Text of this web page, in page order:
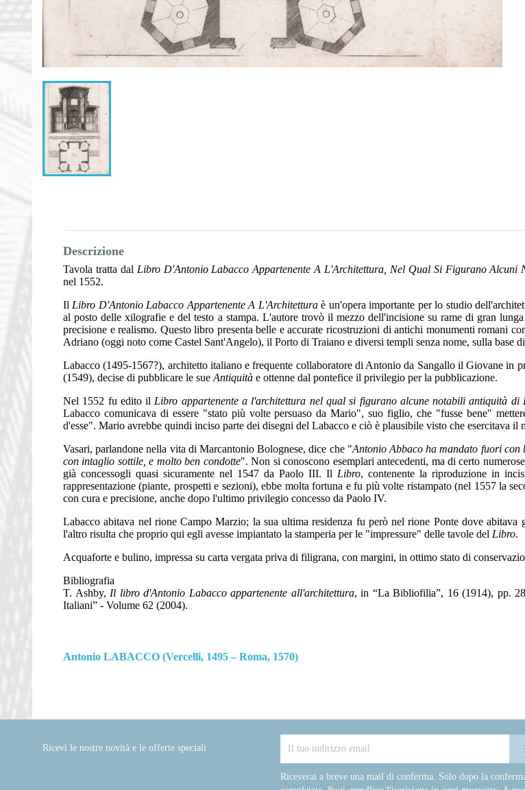
Descrizione
Tavola tratta dal Libro D'Antonio Labacco Appartenente A L'Architettura, Nel Qual Si Figurano
nel 1552.
Il Libro D'Antonio Labacco Appartenente A L'Architetturaè un'opera importante per lo studio
al posto delle xilografie e del testo a stampa. L'autore trovò il mezzo dell'incisione su rame di gran
precisione e realismo. Questo libro presenta belle e accurate ricostruzioni di antichi monumenti romani
Adriano (oggi noto come Castel Sant'Angelo), il Porto di Traiano e diversi templi senza nome, sulla base
Labacco (1495-1567?), architetto italiano e frequente collaboratore di Antonio da Sangallo il Giovane
(1549), decise di pubblicare le sue Antiquità e ottenne dal pontefice il privilegio per la pubblicazione.
Nel 1552 fu edito il Libro appartenente a l'architettura nel qual si figurano alcune notabili antiquità di
Labacco comunicava di essere "stato più volte persuaso da Mario", suo figlio, che "fusse bene"
d'esse". Mario avrebbe quindi inciso parte dei disegni del Labacco e ciò è plausibile visto che esercitava il
Vasari, parlandone nella vita di Marcantonio Bolognese, dice che "Antonio Abbaco ha mandato fuori con
con intaglio sottile, e molto ben condotte". Non si conoscono esemplari antecedenti, ma di certo
già concessogli quasi sicuramente nel 1547 da Paolo III. Il Libro, contenente la riproduzione in
rappresentazione (piante, prospetti e sezioni), ebbe molta fortuna e fu più volte ristampato (nel 1557 la
con cura e precisione, anche dopo l'ultimo privilegio concesso da Paolo IV.
Labacco abitava nel rione Campo Marzio; la sua ultima residenza fu però nel rione Ponte dove
l'altro risulta che proprio qui egli avesse impiantato la stamperia per le "impressure" delle tavole del Libro.
Acquaforte e bulino, impressa su carta vergata priva di filigrana, con margini, in ottimo stato di
Bibliografia
T. Ashby, Il libro d'Antonio Labacco appartenente all'architettura, in “La Bibliofilia”, 16 (1914), pp.
Italiani” - Volume 62 (2004).
Antonio LABACCO (Vercelli, 1495 – Roma, 1570)
Ricevi le nostre novità e le offerte speciali
Riceverai a breve una mail di conferma. Solo dopo la